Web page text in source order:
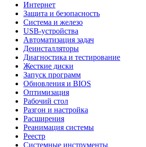
Интернет
Защита и безопасность
Система и железо
USB-устройства
Автоматизация задач
Деинсталляторы
Диагностика и тестирование
Жесткие диски
Запуск программ
Обновления и BIOS
Оптимизация
Рабочий стол
Разгон и настройка
Расширения
Реанимация системы
Реестр
Системные инструменты